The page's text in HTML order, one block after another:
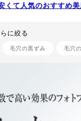
くて人気のおすすめ
に絞る
毛穴の黒ずみ 毛穴